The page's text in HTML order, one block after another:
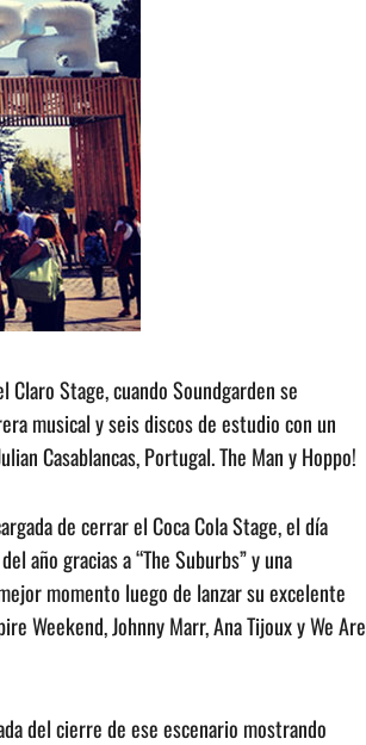
Stage, cuando Soundgarden se
musical y seis discos de estudio con un
Casablancas, Portugal. The Man y Hoppo!
de cerrar el Coca Cola Stage, el día
año gracias a “The Suburbs” y una
momento luego de lanzar su excelente
Weekend, Johnny Marr, Ana Tijoux y We Are
del cierre de ese escenario mostrando